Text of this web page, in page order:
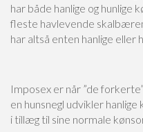
har både hanlige og hunlige
fleste havlevende
har altså enten hanlige eller
Imposex er når ”de
en hunsnegl udvikler
i tillæg til sine normale